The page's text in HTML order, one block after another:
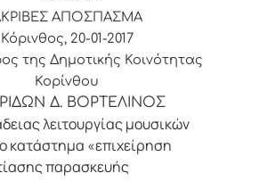
ΑΠΟΣΠΑΣΜΑ
Κόρινθος, 20-01-2017
της Δημοτικής Κοινότητας
Κορίνθου
Δ. ΒΟΡΤΕΛΙΝΟΣ
λειτουργίας μουσικών
κατάστημα «επιχείρηση
παρασκευής